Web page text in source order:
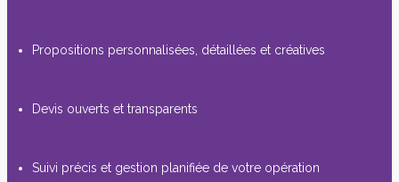
Propositions personnalisées, détaillées et créatives
Devis ouverts et transparents
Suivi précis et gestion planifiée de votre opération